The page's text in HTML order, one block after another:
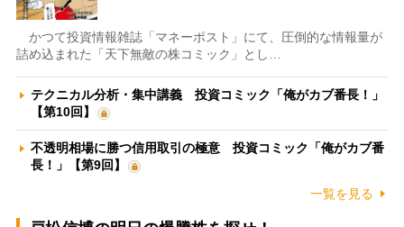
かつて投資情報雑誌「マネーポスト」にて、圧倒的な情報量が
詰め込まれた「天下無敵の株コミック」とし…
テクニカル分析・集中講義 投資コミック「俺がカブ番長！」
【第10回】
不透明相場に勝つ信用取引の極意 投資コミック「俺がカブ番
長！」【第9回】
一覧を見る